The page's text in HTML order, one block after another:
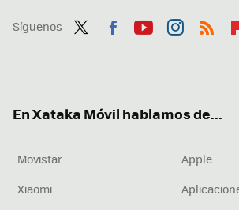
Síguenos
En Xataka Móvil hablamos de...
Movistar
Apple
Xiaomi